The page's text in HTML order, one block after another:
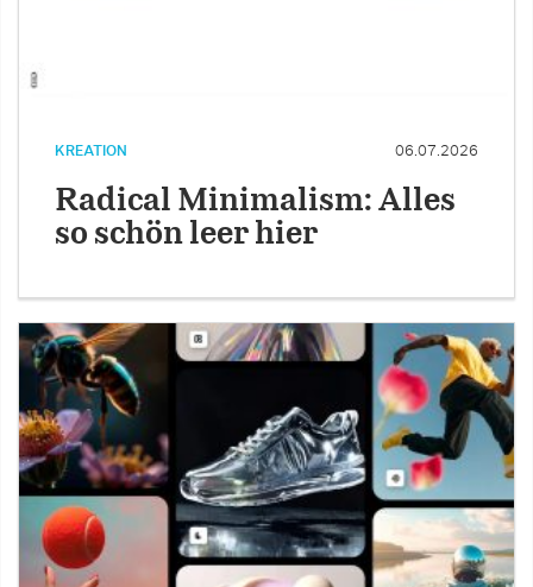
KREATION 06.07.2026
Radical Minimalism: Alles
so schön leer hier